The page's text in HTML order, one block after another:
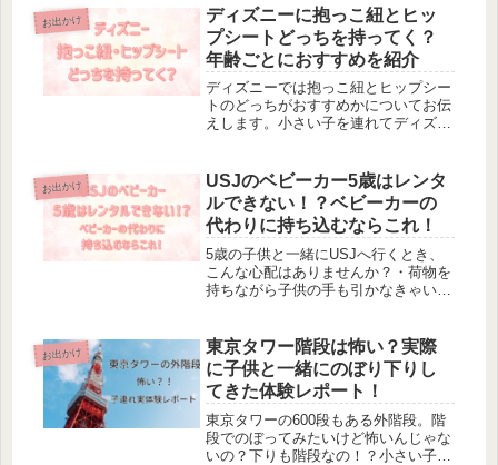
ね。この記事では、レジャーシートは
必ず必要か？ということと代用できる
ア...
お出かけ
ディズニーに抱っこ紐とヒッ
プシートどっちを持ってく？
年齢ごとにおすすめを紹介
ディズニーでは抱っこ紐とヒップシー
トのどっちがおすすめかについてお伝
えします。小さい子を連れてディズニ
シートが便利かな？・寝てしまう事を
考えると抱っこ紐がいいのかな？・抱
っ...
お出かけ
USJのベビーカー5歳はレンタ
ルできない！？ベビーカーの
代わりに持ち込むならこれ！
5歳の子供と一緒にUSJへ行くとき、
こんな心配はありませんか？・荷物を
持ちながら子供の手も引かなきゃいけ
ルは何歳まで？・ベビーカー代わりに
USJで使えるものは？5歳だと、...
お出かけ
東京タワー階段は怖い？実際
に子供と一緒にのぼり下りし
てきた体験レポート！
東京タワーの600段もある外階段。階
段でのぼってみたいけど怖いんじゃな
いの？下りも階段なの！？小さい子供